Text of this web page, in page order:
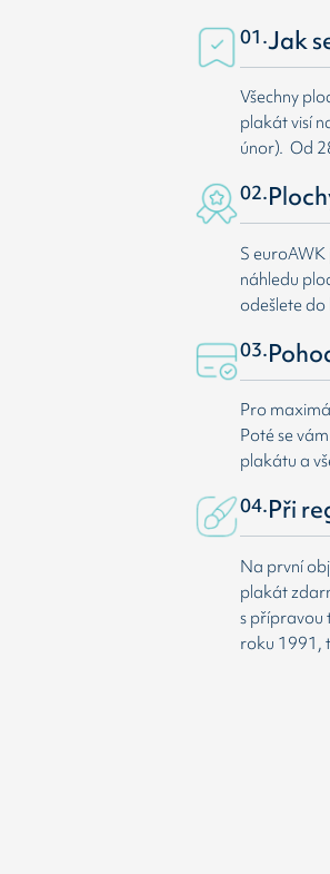
01.Jak
Všechny
plakát visí
únor). Od
02.
S
náhledu
odešlete do
03.
Pro
Poté se
plakátu a
04.Při
Na první
plakát
s přípravou
roku 1991,